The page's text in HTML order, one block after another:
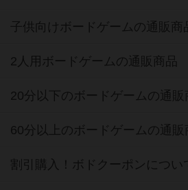
子供向けボードゲームの通販商
2人用ボードゲームの通販商品
20分以下のボードゲームの通販
60分以上のボードゲームの通販
割引購入！ボドクーポンについ